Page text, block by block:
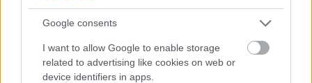
Google consents
I want to allow Google to enable storage
related to advertising like cookies on web or
device identifiers in apps.